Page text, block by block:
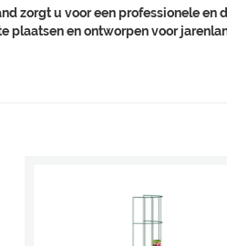
zorgt u voor een professionele
plaatsen en ontworpen voor